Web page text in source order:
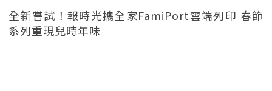
全新嘗試！報時光攜全家FamiPort雲端列印 春節
系列重現兒時年味